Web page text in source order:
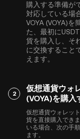
購入する準備が
対応している場
VOYA (VOYA)を
た、最初にUSDT
貨を購入し、そ
に交換すること
えます。
2
仮想通貨ウォ
(VOYA)を購入
仮想通貨ウォレッ
貨を直接購入でき
いる場合、次の手
ます。